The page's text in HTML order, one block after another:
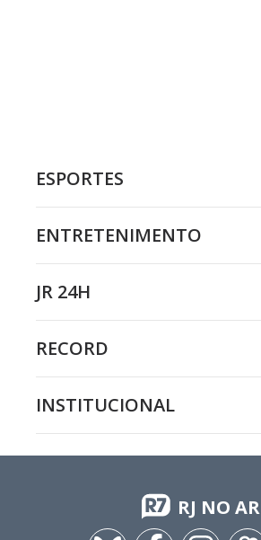
ESPORTES
ENTRETENIMENTO
JR 24H
RECORD
INSTITUCIONAL
RJ NO AR